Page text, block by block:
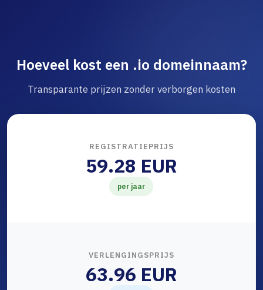
Hoeveel kost een .io domeinnaam?
Transparante prijzen zonder verborgen kosten
REGISTRATIEPRIJS
59.28 EUR
per jaar
VERLENGINGSPRIJS
63.96 EUR